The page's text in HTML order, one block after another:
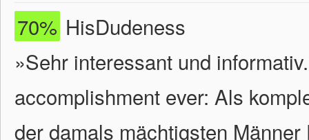
70% HisDudeness
»Sehr interessant und
accomplishment ever: Als
der damals mächtigsten